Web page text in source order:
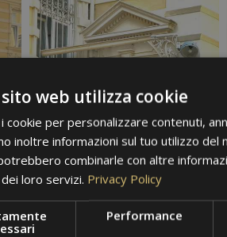
web utilizza cookie
cookie per personalizzare contenuti,
inoltre informazioni sul tuo utilizzo
combinarle con altre
loro servizi. Privacy Policy
Performance